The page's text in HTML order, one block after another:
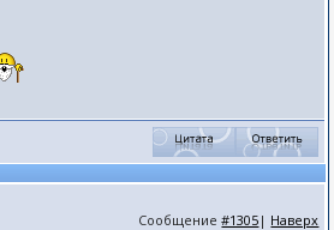
Сообщение#1305 | Наверх